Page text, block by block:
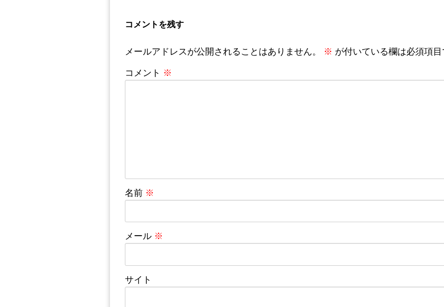
コメントを残す
メールアドレスが公開されることはありません。 ※ が付いている欄は必須項
コメント ※
名前 ※
メール ※
サイト